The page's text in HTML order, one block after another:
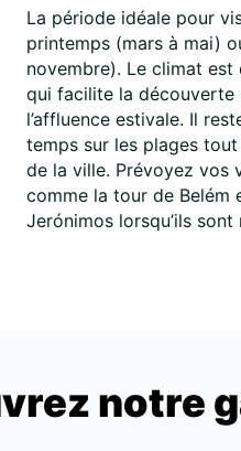
La période idéale pour
printemps (mars à mai)
novembre). Le climat
qui facilite la découverte
l’affluence estivale. Il
temps sur les plages
de la ville. Prévoyez vos
comme la tour de Belém
Jerónimos lorsqu’ils
notre